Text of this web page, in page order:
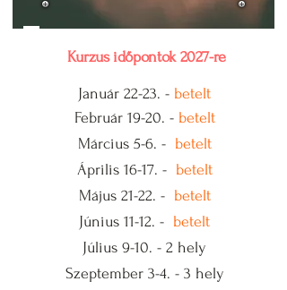
Január 22-23. - betelt
Február 19-20. - betelt
Március 5-6. -
betelt
Április 16-17. - betelt
Május 21-22. - betelt
Június 11-12. - betelt
Július 9-10. - 2 hely
Szeptember 3-4. - 3 hely
Kurzus időpontok 2027-re